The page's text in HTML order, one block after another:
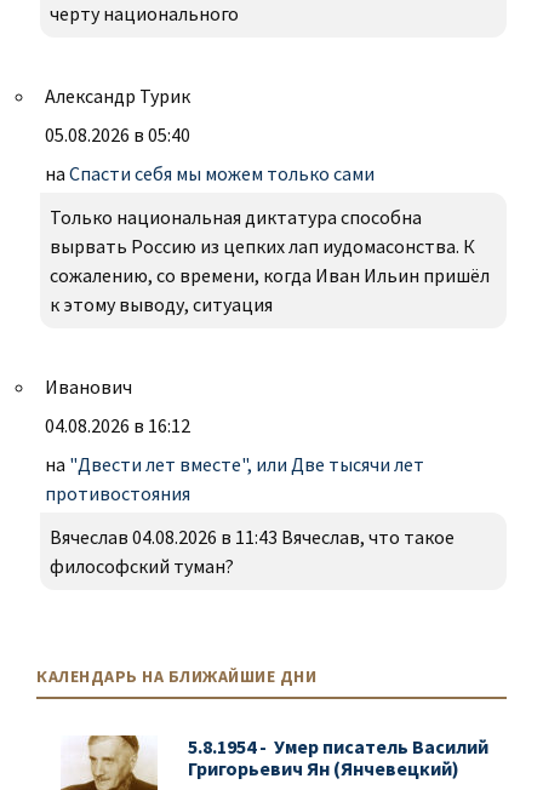
черту национального
Александр Турик
05.08.2026 в 05:40
на Спасти себя мы можем только сами
Только национальная диктатура способна
вырвать Россию из цепких лап иудомасонства. К
сожалению, со времени, когда Иван Ильин пришёл
к этому выводу, ситуация
Иванович
04.08.2026 в 16:12
на "Двести лет вместе", или Две тысячи лет
противостояния
Вячеслав 04.08.2026 в 11:43 Вячеслав, что такое
философский туман?
КАЛЕНДАРЬ НА БЛИЖАЙШИЕ ДНИ
5.8.1954 - Умер писатель Василий
Григорьевич Ян (Янчевецкий)